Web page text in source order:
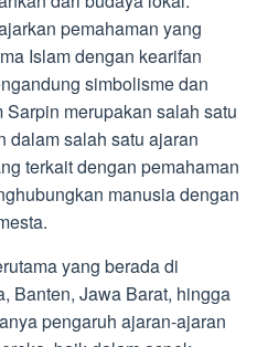
pemahaman yang
Islam dengan kearifan
simbolisme dan
merupakan salah satu
dalam salah satu ajaran
terkait dengan pemahaman
manusia dengan
yang berada di
Banten, Jawa Barat, hingga
pengaruh ajaran-ajaran